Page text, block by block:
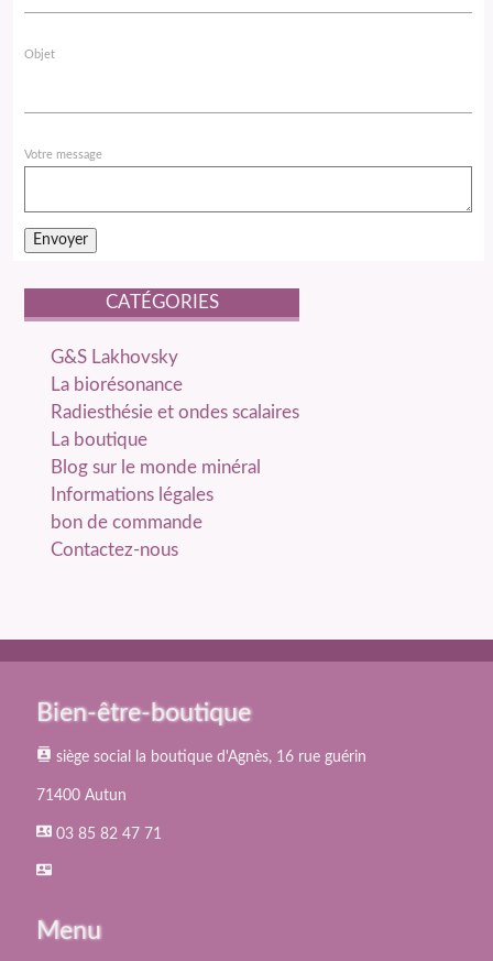
Objet
Votre message
CATÉGORIES
catégories
G&S Lakhovsky
La biorésonance
Radiesthésie et ondes scalaires
La boutique
Blog sur le monde minéral
Informations légales
bon de commande
Contactez-nous
Bien-être-boutique
contacts siège social la boutique d'Agnès, 16 rue guérin
71400 Autun
contact_phone03 85 82 47 71
contact_mail
Menu